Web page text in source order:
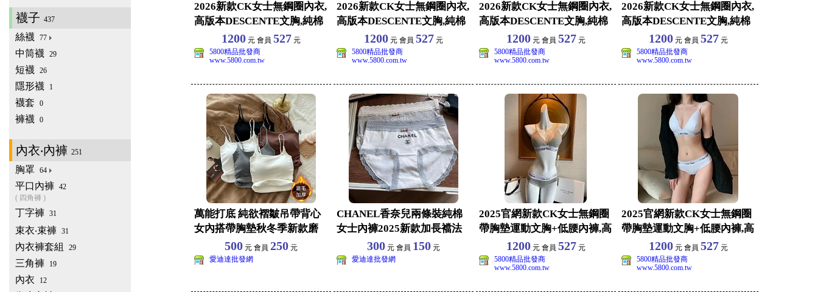
襪子 437
絲襪 77
中筒襪 29
短襪 26
隱形襪 1
襪套 0
褲襪 0
內衣‧內褲 251
胸罩 64
平口內褲 42
( 四角褲 )
丁字褲 31
束衣‧束褲 31
內衣褲套組 29
三角褲 19
內衣 12
2026新款CK女士無鋼圈內衣,
高版本DESCENTE文胸,純棉
1200元 會員 527 元
5800精品批發商
www.5800.com.tw
2026新款CK女士無鋼圈內衣,
高版本DESCENTE文胸,純棉
1200元 會員 527 元
5800精品批發商
www.5800.com.tw
2026新款CK女士無鋼圈內衣,
高版本DESCENTE文胸,純棉
1200元 會員 527 元
5800精品批發商
www.5800.com.tw
2026新款CK女士無鋼圈內衣,
高版本DESCENTE文胸,純棉
1200元 會員 527 元
5800精品批發商
www.5800.com.tw
萬能打底 純欲褶皺吊帶背心
女內搭帶胸墊秋冬季新款磨
毛加厚內衣 尺寸M-
500元 會員 250元
愛迪達批發網
CHANEL香奈兒兩條裝純棉
女士內褲2025新款加長襠法
式蕾絲四季性感
300元 會員 150元
愛迪達批發網
2025官網新款CK女士無鋼圈
帶胸墊運動文胸+低腰內褲,高
版本CK內衣
1200元 會員 527 元
5800精品批發商
www.5800.com.tw
2025官網新款CK女士無鋼圈
帶胸墊運動文胸+低腰內褲,高
版本CK內衣
1200元 會員 527 元
5800精品批發商
www.5800.com.tw